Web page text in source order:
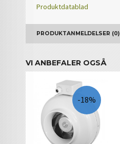
Produktdatablad
PRODUKTANMELDELSER (0)
VI ANBEFALER OGSÅ
-18%